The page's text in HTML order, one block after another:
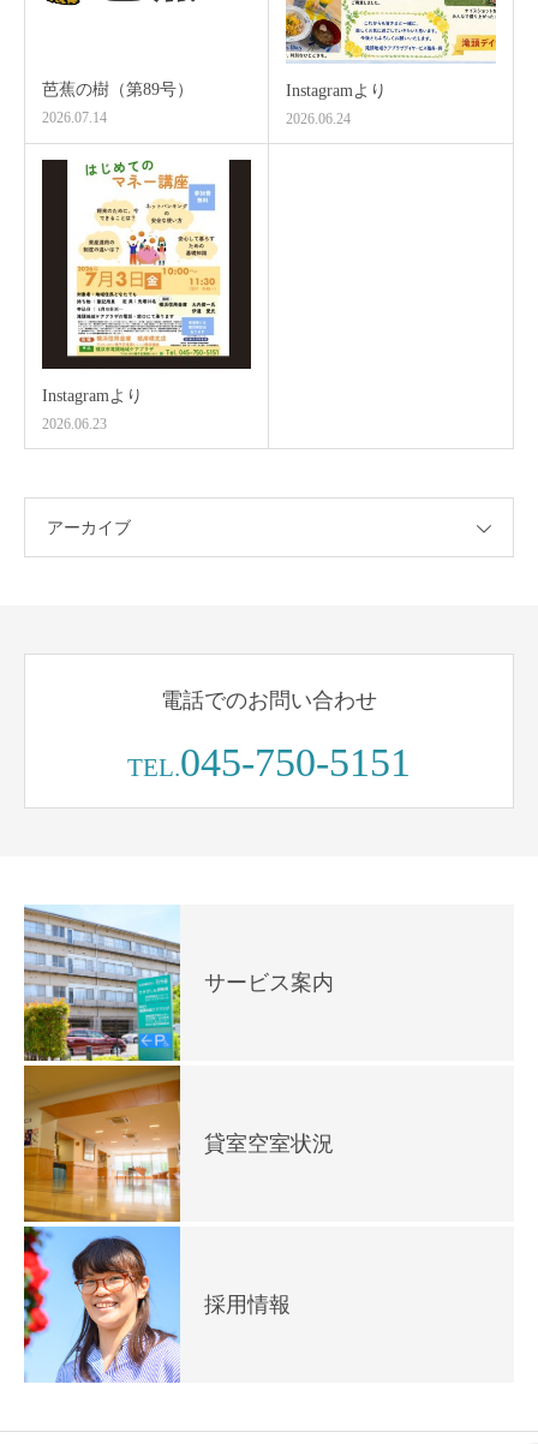
芭蕉の樹（第89号）
2026.07.14
Instagramより
2026.06.24
Instagramより
2026.06.23
アーカイブ
電話でのお問い合わせ
TEL.045-750-5151
サービス案内
貸室空室状況
採用情報